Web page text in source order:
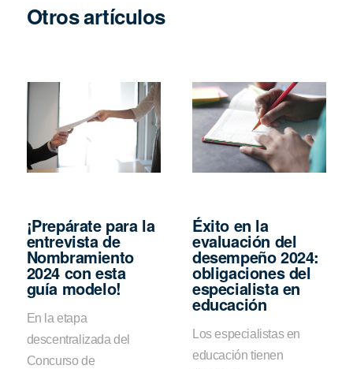
Otros artículos
¡Prepárate para la
entrevista de
Nombramiento
2024 con esta
guía modelo!
En la etapa
descentralizada del
Concurso de
Éxito en la
evaluación del
desempeño 2024:
obligaciones del
especialista en
educación
Los especialistas en
educación tienen